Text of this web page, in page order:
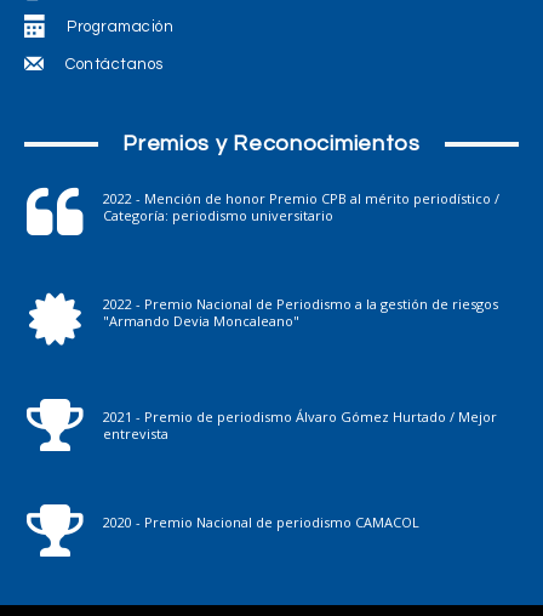
Programación
Contáctanos
Premios y Reconocimientos
2022 - Mención de honor Premio CPB al mérito periodístico /
Categoría: periodismo universitario
2022 - Premio Nacional de Periodismo a la gestión de riesgos
"Armando Devia Moncaleano"
2021 - Premio de periodismo Álvaro Gómez Hurtado / Mejor
entrevista
2020 - Premio Nacional de periodismo CAMACOL